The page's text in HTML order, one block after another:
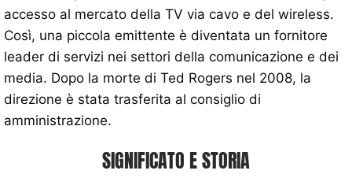
accesso al mercato della TV via cavo e del wireless.
Così, una piccola emittente è diventata un fornitore
leader di servizi nei settori della comunicazione e dei
media. Dopo la morte di Ted Rogers nel 2008, la
direzione è stata trasferita al consiglio di
amministrazione.
SIGNIFICATO E STORIA